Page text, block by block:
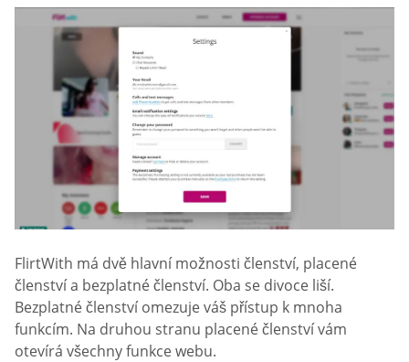
FlirtWith má dvě hlavní možnosti členství, placené
členství a bezplatné členství. Oba se divoce liší.
Bezplatné členství omezuje váš přístup k mnoha
funkcím. Na druhou stranu placené členství vám
otevírá všechny funkce webu.